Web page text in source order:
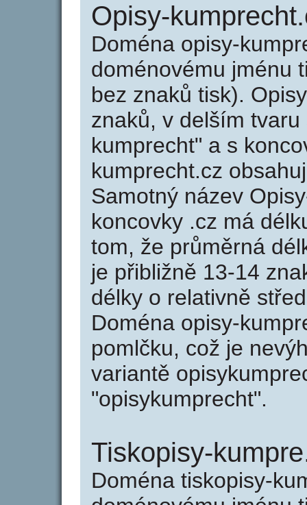
Opisy-
Doména opisy-
doménovému jménu
bez znaků tisk).
znaků, v delším
kumprecht" a s
kumprecht.cz
Samotný název
koncovky .cz má
tom, že průměrná
je přibližně 13-14
délky o relativně
Doména opisy-
pomlčku, což je
variantě
"opisykumprecht".
Tiskopisy-
Doména tiskopisy-